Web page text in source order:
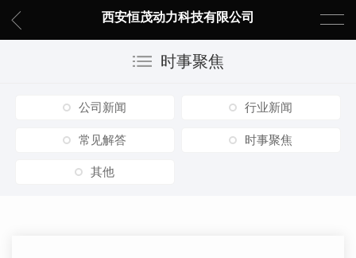
西安恒茂动力科技有限公司
时事聚焦
公司新闻 行业新闻
常见解答 时事聚焦
其他